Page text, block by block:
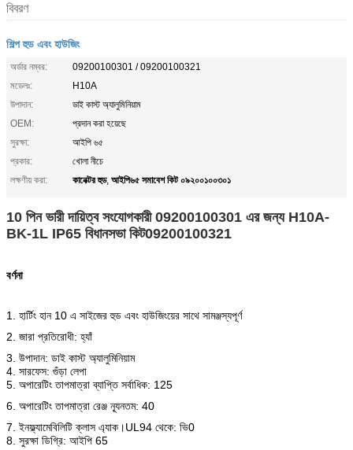
বিবরণ
শিল্প হুড এবং হাউজিং
অর্ডার নম্বর:
09200100301 / 09200100321
মডেলঃ:
H10A
উপাদান:
ডাই কাস্ট অ্যালুমিনিয়াম
OEM:
প্রদান করা হয়েছে
সুরক্ষা:
আইপি ৬৫
প্রকার:
খোলা নীচে
লক্ষণীয় করা:
কানেক্টর হুড, আইপি৬৫ সমাবেশ কিট ০৯২০০১০০৩০১
10 পিন ভারী দায়িত্ব সংযোগকারী 09200100301 এর জন্য H10A-
BK-1L IP65 বিধানসভা কিট09200100321
বর্ণনা
1. হার্টিং হান 10 এ সাইজের হুড এবং হাউজিংয়ের সাথে সামঞ্জস্যপূর্ণ
2. জারা প্রতিরোধী: হ্যাঁ
3. উপাদান: ডাই কাস্ট অ্যালুমিনিয়াম
4. সারফেস: গুঁড়া লেপা
5. অপারেটিং তাপমাত্রা ব্যাপ্তি সর্বাধিক: 125
6. অপারেটিং তাপমাত্রা রেঞ্জ ন্যূনতম: 40
7. ইনফ্ল্যামেবিলিটি ক্লাস এ্যাক।UL94 থেকে: ভি0
8. সুরক্ষা ডিগ্রি: আইপি 65